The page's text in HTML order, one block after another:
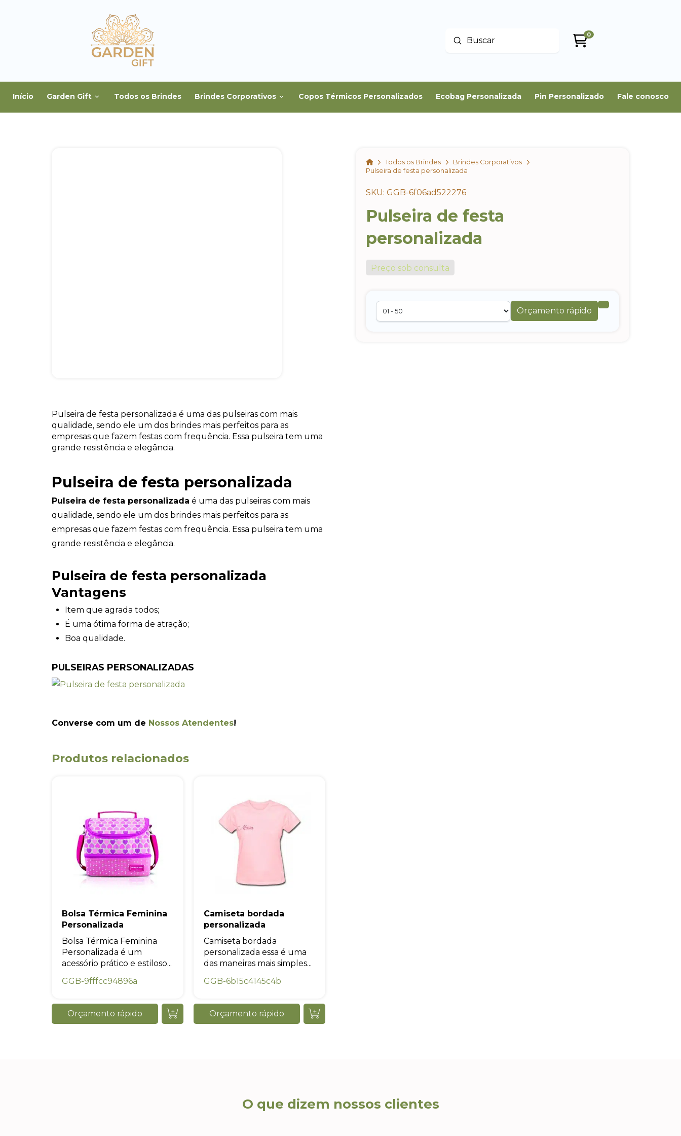
Buscar
Enviar
0
Início Garden Gift Todos os Brindes Brindes Corporativos Copos Térmicos Personalizados Ecobag Personalizada Pin Personalizado Fale conosco
HomeTodos os Brindes
Brindes Corporativos
Pulseira de festa personalizada
SKU: GGB-6f06ad522276
Pulseira de festa
personalizada
Preço sob consulta
Orçamento rápido
Pulseira de festa personalizada é uma das pulseiras com mais
qualidade, sendo ele um dos brindes mais perfeitos para as
empresas que fazem festas com frequência. Essa pulseira tem uma
grande resistência e elegância.
Pulseira de festa personalizada
Pulseira de festa personalizada é uma das pulseiras com mais
qualidade, sendo ele um dos brindes mais perfeitos para as
empresas que fazem festas com frequência. Essa pulseira tem uma
grande resistência e elegância.
Pulseira de festa personalizada
Vantagens
Item que agrada todos;
É uma ótima forma de atração;
Boa qualidade.
PULSEIRAS PERSONALIZADAS
Converse com um de Nossos Atendentes!
Produtos relacionados
Bolsa Térmica Feminina
Personalizada
Bolsa Térmica Feminina
Personalizada é um
acessório prático e estiloso...
GGB-9fffcc94896a
Orçamento rápido
Camiseta bordada
personalizada
Camiseta bordada
personalizada essa é uma
das maneiras mais simples...
GGB-6b15c4145c4b
Orçamento rápido
O que dizem nossos clientes
Eu concordo em receber comunicações.
A nossa empresa está comprometida a proteger e respeitar sua
privacidade, utilizaremos seus dados apenas para fins de
marketing. Você pode alterar suas preferências a qualquer